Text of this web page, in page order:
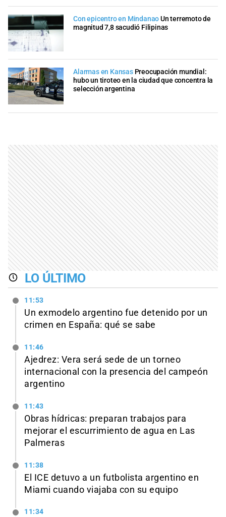
Con epicentro en MindanaoUn terremoto de
magnitud 7,8 sacudió Filipinas
Alarmas en Kansas Preocupación mundial:
hubo un tiroteo en la ciudad que concentra la
selección argentina
LO ÚLTIMO
11:53
Un exmodelo argentino fue detenido por un
crimen en España: qué se sabe
11:46
Ajedrez: Vera será sede de un torneo
internacional con la presencia del campeón
argentino
11:43
Obras hídricas: preparan trabajos para
mejorar el escurrimiento de agua en Las
Palmeras
11:38
El ICE detuvo a un futbolista argentino en
Miami cuando viajaba con su equipo
11:34